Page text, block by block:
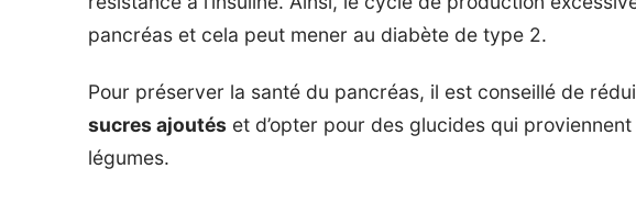
pancréas et cela peut mener au diabète de type 2.
Pour préserver la santé du pancréas, il est conseillé de
sucres ajoutés et d’opter pour des glucides qui
légumes.